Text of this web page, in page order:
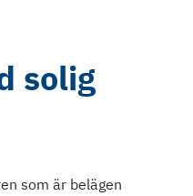
solig
som är belägen